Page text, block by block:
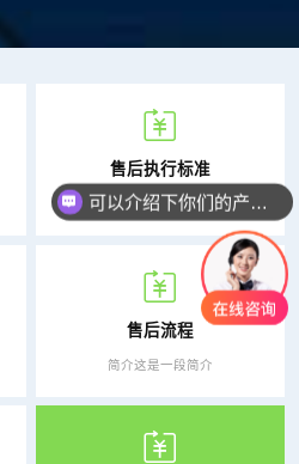
售后执行标准
简介这是一段简介
售后流程
简介这是一段简介
你们是怎么收费的呢？